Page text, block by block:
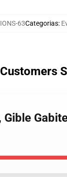
63Categorias: